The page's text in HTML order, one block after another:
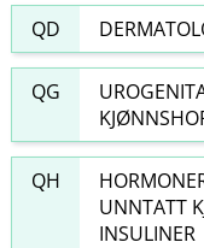
QD
QG
QH
UNNTATT
INSULINER